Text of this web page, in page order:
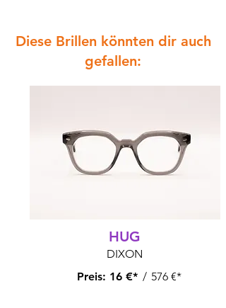
Diese Brillen könnten dir auch
gefallen:
HUG
DIXON
Preis:
/
16 €* 576 €*